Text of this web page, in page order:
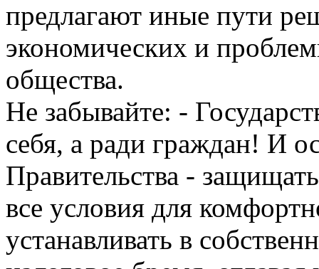
предлагают иные пути
экономических и
общества.
Не забывайте: -
себя, а ради граждан! И
Правительства -
все условия для
устанавливать в